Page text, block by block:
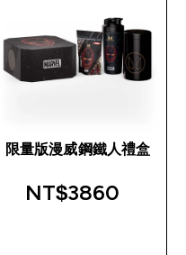
限量版漫威鋼鐵人禮盒
NT$3860‎